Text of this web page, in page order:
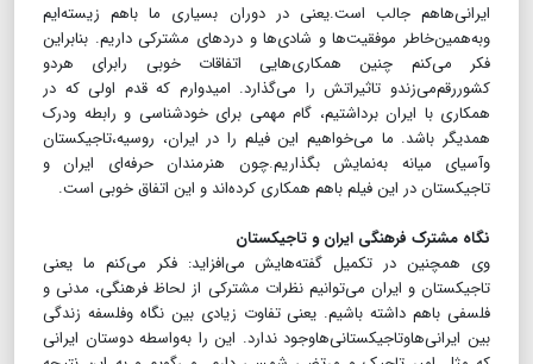
ایرانی‌هاهم جالب است.یعنی در دوران بسیاری ما باهم زیسته‌ایم
وبه‌همین‌خاطر موفقیت‌ها و شادی‌ها و دردهای مشترکی داریم. بنابراین
فکر می‌کنم چنین همکاری‌هایی اتفاقات خوبی رابرای هر‌دو
کشوررقم‌می‌زندو تاثیراتش را می‌گذارد. امیدوارم که قدم اولی که در
همکاری با ایران برداشتیم، گام مهمی برای خودشناسی و رابطه ودرک
همدیگر باشد. ما می‌خواهیم این فیلم را در ایران، روسیه،تاجیکستان
وآسیای میانه به‌نمایش بگذاریم.چون هنرمندان حرفه‌ای ایران و
تاجیکستان در این فیلم باهم همکاری کرده‌اند و این اتفاق خوبی است.
نگاه مشترک فرهنگی ایران و تاجیکستان
وی همچنین در تکمیل گفته‌هایش می‌افزاید: فکر می‌کنم ما یعنی
تاجیکستان و ایران می‌توانیم نظرات مشترکی از لحاظ فرهنگی، مدنی و
فلسفی باهم داشته باشیم. یعنی تفاوت زیادی بین نگاه وفلسفه زندگی
بین ایرانی‌هاوتاجیکستانی‌هاوجود ندارد. این را به‌واسطه دوستان ایرانی